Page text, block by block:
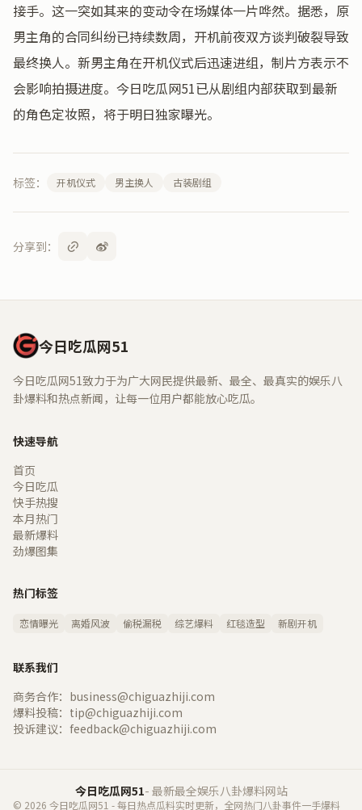
接手。这一突如其来的变动令在场媒体一片哗然。据悉，原
男主角的合同纠纷已持续数周，开机前夜双方谈判破裂导致
最终换人。新男主角在开机仪式后迅速进组，制片方表示不
会影响拍摄进度。今日吃瓜网51已从剧组内部获取到最新
的角色定妆照，将于明日独家曝光。
标签： 开机仪式 男主换人 古装剧组
分享到：
今日吃瓜网51
今日吃瓜网51致力于为广大网民提供最新、最全、最真实的娱乐八
卦爆料和热点新闻，让每一位用户都能放心吃瓜。
快速导航
首页
今日吃瓜
快手热搜
本月热门
最新爆料
劲爆图集
热门标签
恋情曝光 离婚风波 偷税漏税 综艺爆料 红毯造型 新剧开机
联系我们
商务合作：business@chiguazhiji.com
爆料投稿：tip@chiguazhiji.com
投诉建议：feedback@chiguazhiji.com
今日吃瓜网51- 最新最全娱乐八卦爆料网站
© 2026 今日吃瓜网51 - 每日热点瓜料实时更新，全网热门八卦事件一手爆料